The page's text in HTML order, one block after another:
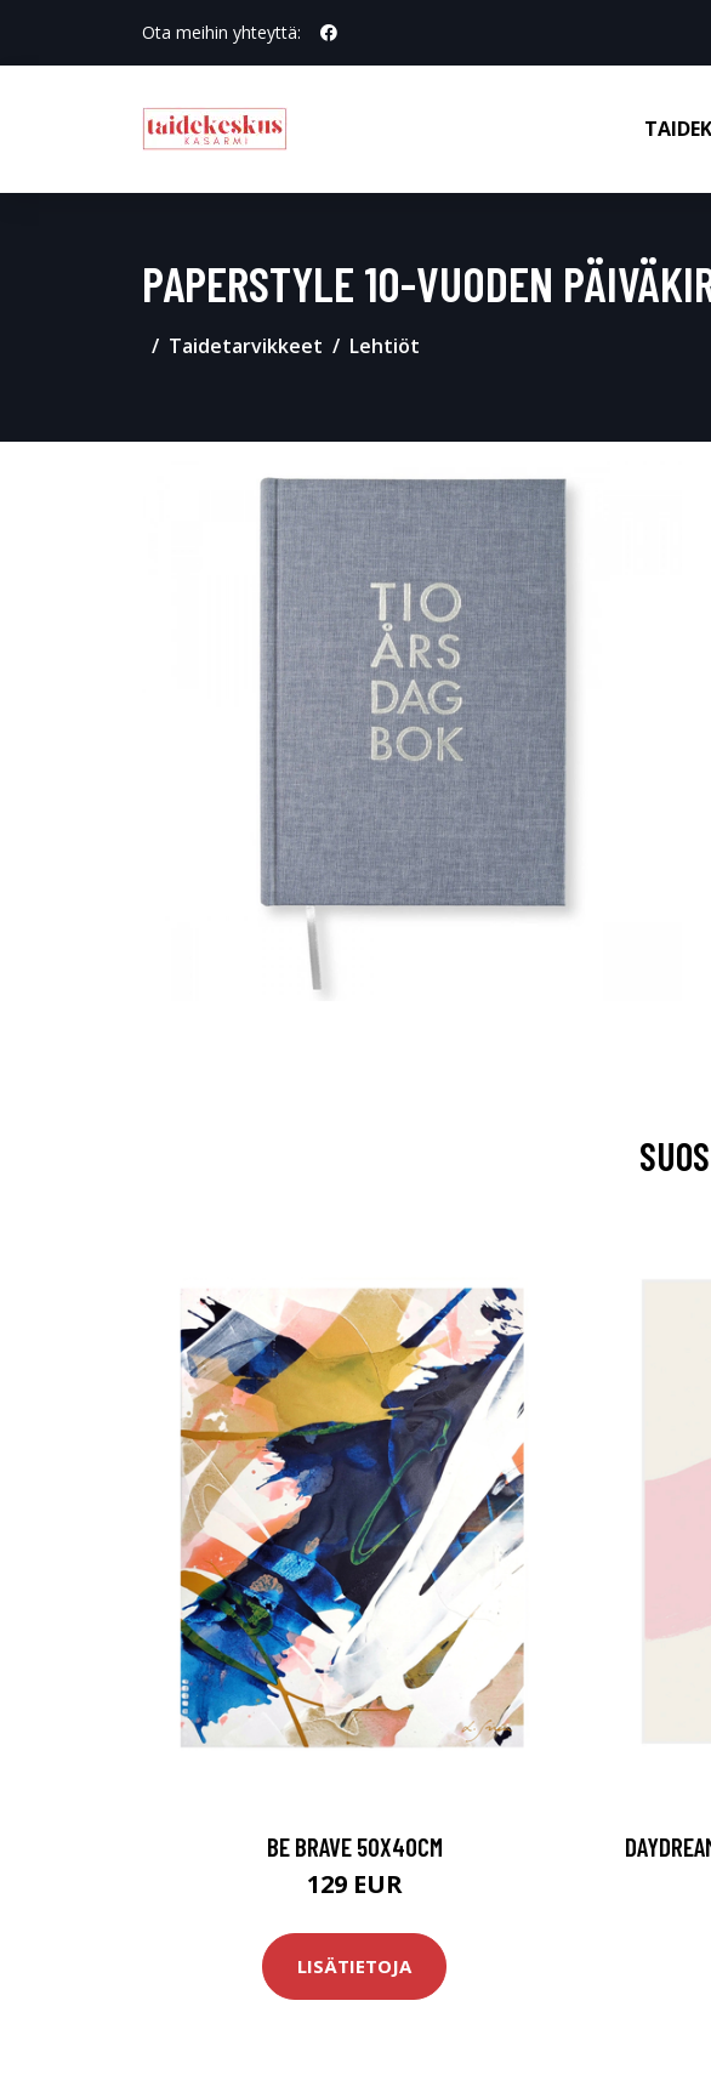
Ota meihin yhteyttä:
PAPERSTYLE 10-VUODEN
Taidetarvikkeet Lehtiöt
BE BRAVE 50X40CM
129 EUR
LISÄTIETOJA